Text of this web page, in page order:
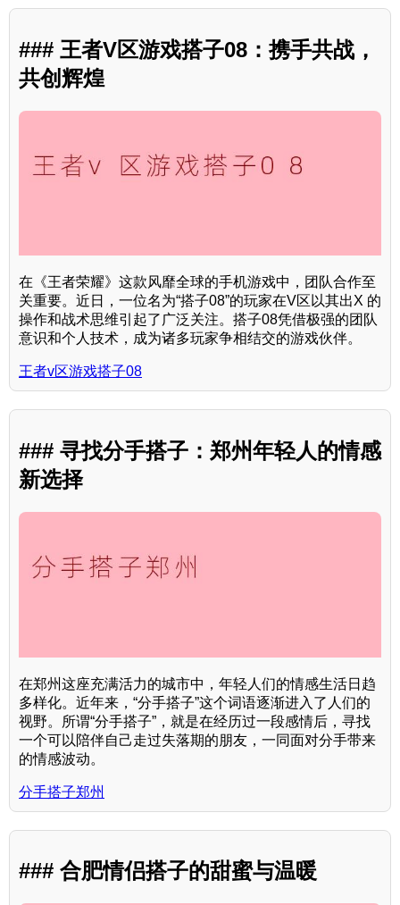
### 王者V区游戏搭子08：携手共战，
共创辉煌
在《王者荣耀》这款风靡全球的手机游戏中，团队合作至
关重要。近日，一位名为“搭子08”的玩家在V区以其出X 的
操作和战术思维引起了广泛关注。搭子08凭借极强的团队
意识和个人技术，成为诸多玩家争相结交的游戏伙伴。
王者v区游戏搭子08
### 寻找分手搭子：郑州年轻人的情感
新选择
在郑州这座充满活力的城市中，年轻人们的情感生活日趋
多样化。近年来，“分手搭子”这个词语逐渐进入了人们的
视野。所谓“分手搭子”，就是在经历过一段感情后，寻找
一个可以陪伴自己走过失落期的朋友，一同面对分手带来
的情感波动。
分手搭子郑州
### 合肥情侣搭子的甜蜜与温暖